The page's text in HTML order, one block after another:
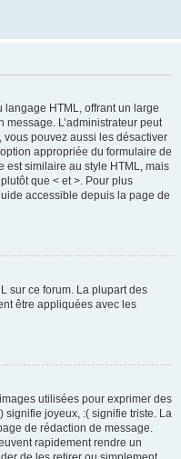
HTML, offrant un large
message. L’administrateur peut
pouvez aussi les désactiver
appropriée du formulaire de
est similaire au style HTML, mais
que < et >. Pour plus
accessible depuis la page de
sur ce forum. La plupart des
être appliquées avec les
utilisées pour exprimer des
signifie joyeux, :( signifie triste. La
de rédaction de message.
rapidement rendre un